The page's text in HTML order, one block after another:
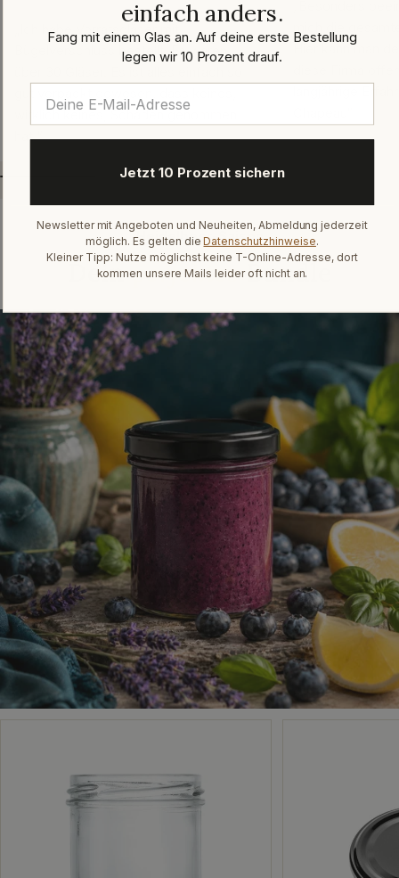
„Ich habe Vorratsgläser mit
Bügelverschluss bestellt. Es waren
wirklich keines, Schaden genommen
hat.“
Hier kann man
Heidelbeer-Saison
DeinperfektesBundle
einfach anders.
Fang mit einem Glas an. Auf deine erste Bestellung
legen wir 10 Prozent drauf.
Jetzt 10 Prozent sichern
Newsletter mit Angeboten und Neuheiten, Abmeldung jederzeit
möglich. Es gelten die Datenschutzhinweise.
Kleiner Tipp: Nutze möglichst keine T-Online-Adresse, dort
kommen unsere Mails leider oft nicht an.